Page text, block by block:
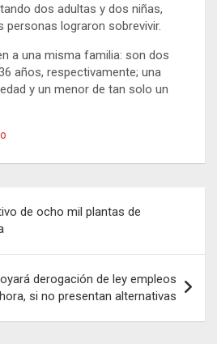
dos adultas y dos niñas,
lograron sobrevivir.
a una misma familia: son dos
años, respectivamente; una
y un menor de tan solo un
de ocho mil plantas de
derogación de ley empleos
si no presentan alternativas